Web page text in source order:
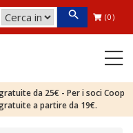
(0)
da 25€ - Per i soci Coop
a partire da 19€.